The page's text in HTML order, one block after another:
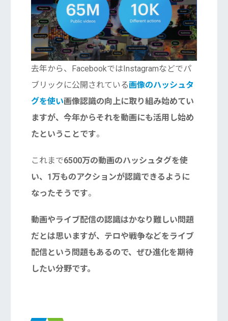
去年から、FacebookではInstagramなどでパ
ブリックに公開されている画像のハッシュタ
グを使い画像認識の向上に取り組み始めてい
ますが、今年からそれを動画にも活用し始め
たということです。
これまで6500万の動画のハッシュタグを使
い、1万ものアクションが認識できるように
なったそうです。
動画やライブ配信の認識はかなり難しい問題
だとは思いますが、テロや戦争などをライブ
配信という問題もあるので、ぜひ進化を期待
したい分野です。